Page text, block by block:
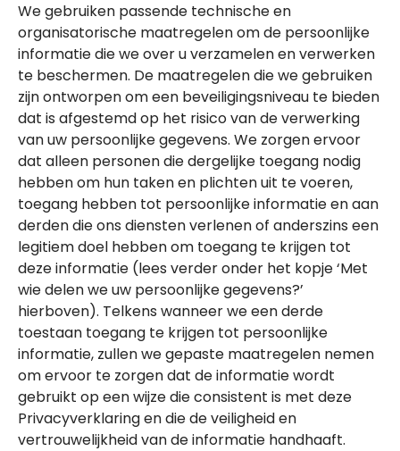
We gebruiken passende technische en
organisatorische maatregelen om de persoonlijke
informatie die we over u verzamelen en verwerken
te beschermen. De maatregelen die we gebruiken
zijn ontworpen om een beveiligingsniveau te bieden
dat is afgestemd op het risico van de verwerking
van uw persoonlijke gegevens. We zorgen ervoor
dat alleen personen die dergelijke toegang nodig
hebben om hun taken en plichten uit te voeren,
toegang hebben tot persoonlijke informatie en aan
derden die ons diensten verlenen of anderszins een
legitiem doel hebben om toegang te krijgen tot
deze informatie (lees verder onder het kopje ‘Met
wie delen we uw persoonlijke gegevens?’
hierboven). Telkens wanneer we een derde
toestaan toegang te krijgen tot persoonlijke
informatie, zullen we gepaste maatregelen nemen
om ervoor te zorgen dat de informatie wordt
gebruikt op een wijze die consistent is met deze
Privacyverklaring en die de veiligheid en
vertrouwelijkheid van de informatie handhaaft.